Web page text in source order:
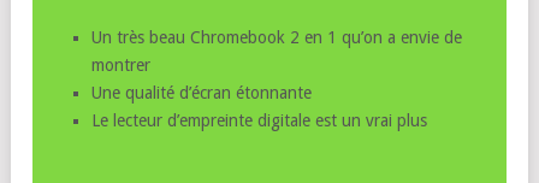
Un très beau Chromebook 2 en 1 qu’on a envie de
montrer
Une qualité d’écran étonnante
Le lecteur d’empreinte digitale est un vrai plus